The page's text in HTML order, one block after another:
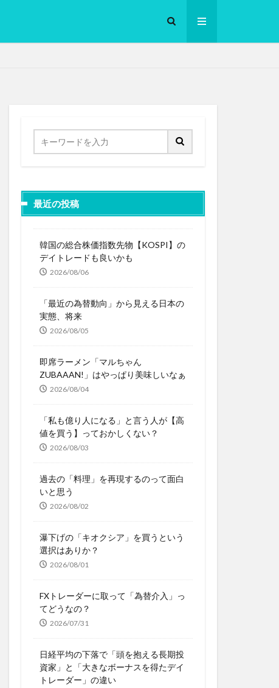
最近の投稿
韓国の総合株価指数先物【KOSPI】の
デイトレードも良いかも
2026/08/06
「最近の為替動向」から見える日本の
実態、将来
2026/08/05
即席ラーメン「マルちゃん
ZUBAAAN!」はやっぱり美味しいなぁ
2026/08/04
「私も億り人になる」と言う人が【高
値を買う】っておかしくない？
2026/08/03
過去の「料理」を再現するのって面白
いと思う
2026/08/02
瀑下げの「キオクシア」を買うという
選択はありか？
2026/08/01
FXトレーダーに取って「為替介入」っ
てどうなの？
2026/07/31
日経平均の下落で「頭を抱える長期投
資家」と「大きなボーナスを得たデイ
トレーダー」の違い